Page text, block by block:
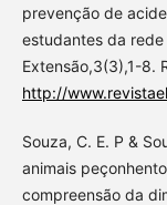
prevenção de
estudantes da
Extensão,3(3),1-8.
http://
Souza, C. E. P &
animais
compreensão da